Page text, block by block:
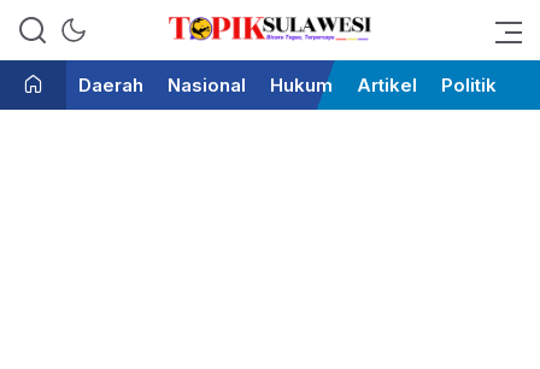
Topik Sulawesi
Bicara Tegas Terpercaya
Daerah
Nasional Hukum Artikel Politik